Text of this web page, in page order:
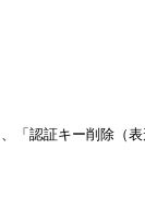
「認証キー削除（